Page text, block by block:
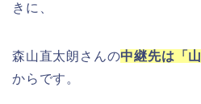
きに、
森山直太朗さんの中継先は「
からです。